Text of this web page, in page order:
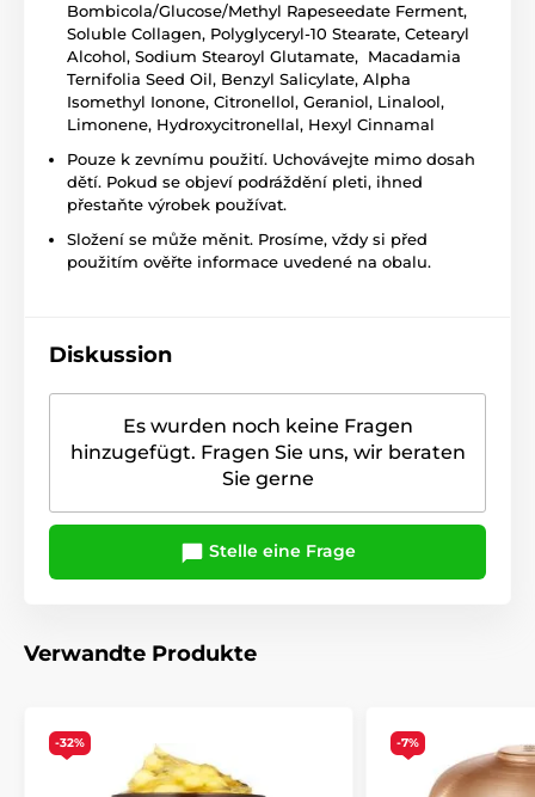
Bombicola/Glucose/Methyl Rapeseedate Ferment,
Soluble Collagen, Polyglyceryl-10 Stearate, Cetearyl
Alcohol, Sodium Stearoyl Glutamate, Macadamia
Ternifolia Seed Oil, Benzyl Salicylate, Alpha
Isomethyl Ionone, Citronellol, Geraniol, Linalool,
Limonene, Hydroxycitronellal, Hexyl Cinnamal
Pouze k zevnímu použití. Uchovávejte mimo dosah
dětí. Pokud se objeví podráždění pleti, ihned
přestaňte výrobek používat.
Složení se může měnit. Prosíme, vždy si před
použitím ověřte informace uvedené na obalu.
Diskussion
Es wurden noch keine Fragen
hinzugefügt. Fragen Sie uns, wir beraten
Sie gerne
Stelle eine Frage
Verwandte Produkte
-32% -7%